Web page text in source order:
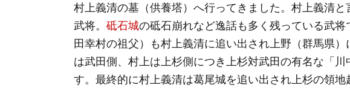
村上義清の墓（供養塔）へ行ってきました。村上義清
武将。 砥石城の砥石崩れなど逸話も多く残っている武
田幸村の祖父）も村上義清に追い出され上野（群馬県
は武田側、村上は上杉側につき上杉対武田の有名な「
す。最終的に村上義清は葛尾城を追い出され上杉の領